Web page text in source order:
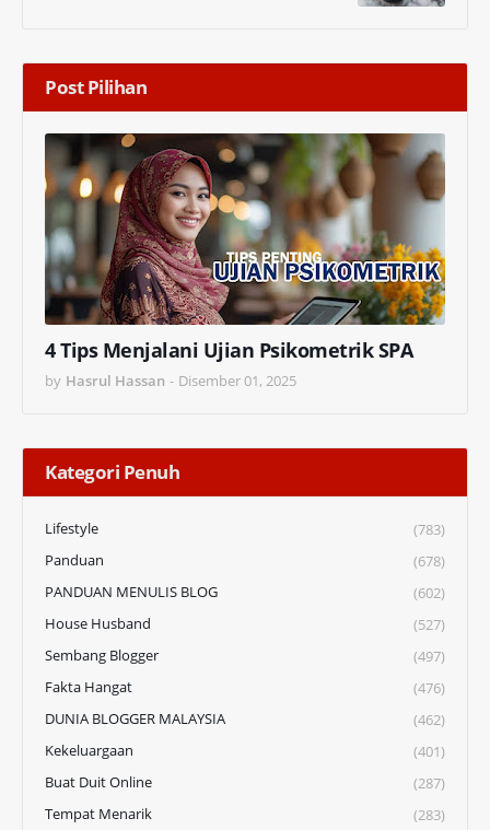
Post Pilihan
4 Tips Menjalani Ujian Psikometrik SPA
by Hasrul Hassan - Disember 01, 2025
Kategori Penuh
Lifestyle
(783)
Panduan
(678)
PANDUAN MENULIS BLOG
(602)
House Husband
(527)
Sembang Blogger
(497)
Fakta Hangat
(476)
DUNIA BLOGGER MALAYSIA
(462)
Kekeluargaan
(401)
Buat Duit Online
(287)
Tempat Menarik
(283)